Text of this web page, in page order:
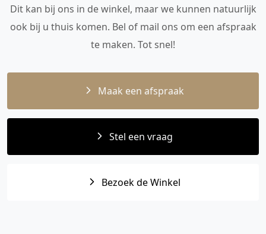
Dit kan bij ons in de winkel, maar we kunnen natuurlijk
ook bij u thuis komen. Bel of mail ons om een afspraak
te maken. Tot snel!
Maak een afspraak
Stel een vraag
Bezoek de Winkel